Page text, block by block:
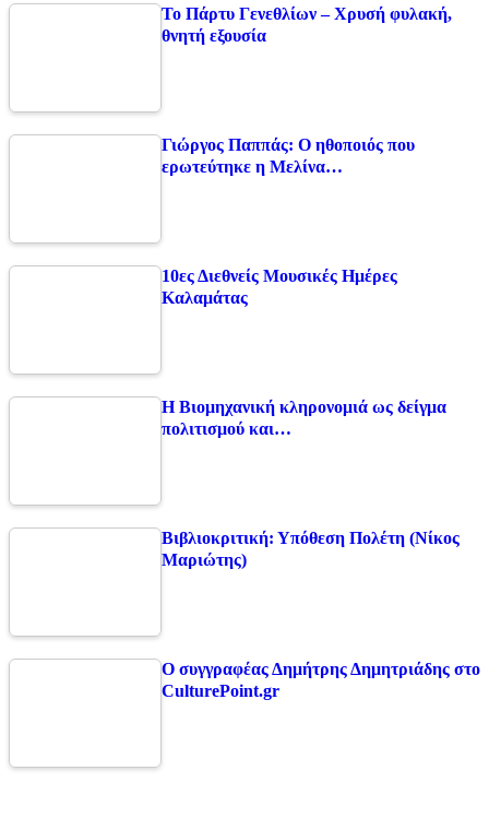
Το Πάρτυ Γενεθλίων – Χρυσή φυλακή,
θνητή εξουσία
Γιώργος Παππάς: Ο ηθοποιός που
ερωτεύτηκε η Μελίνα…
10ες Διεθνείς Μουσικές Ημέρες
Καλαμάτας
Η Βιομηχανική κληρονομιά ως δείγμα
πολιτισμού και…
Βιβλιοκριτική: Υπόθεση Πολέτη (Νίκος
Μαριώτης)
Ο συγγραφέας Δημήτρης Δημητριάδης στο
CulturePoint.gr